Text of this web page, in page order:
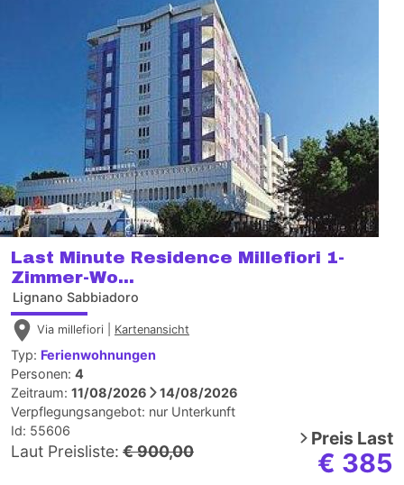
Last Minute Residence Millefiori 1-
Zimmer-Wo...
Lignano Sabbiadoro
Via millefiori | Kartenansicht
Typ: Ferienwohnungen
Personen: 4
Zeitraum: 11/08/2026
14/08/2026
Verpflegungsangebot: nur Unterkunft
Id: 55606
Laut Preisliste: € 900,00
Preis Last
€ 385